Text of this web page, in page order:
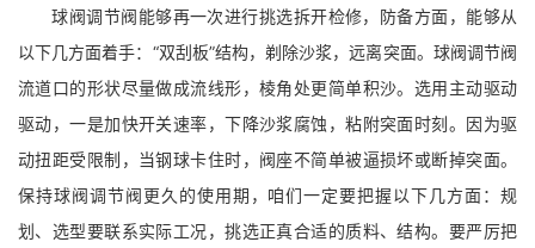
球阀调节阀能够再一次进行挑选拆开检修，防备方面，能够从
以下几方面着手：“双刮板”结构，剃除沙浆，远离突面。球阀调节阀
流道口的形状尽量做成流线形，棱角处更简单积沙。选用主动驱动
驱动，一是加快开关速率，下降沙浆腐蚀，粘附突面时刻。因为驱
动扭距受限制，当钢球卡住时，阀座不简单被逼损坏或断掉突面。
保持球阀调节阀更久的使用期，咱们一定要把握以下几方面：规
划、选型要联系实际工况，挑选正真合适的质料、结构。要严厉把